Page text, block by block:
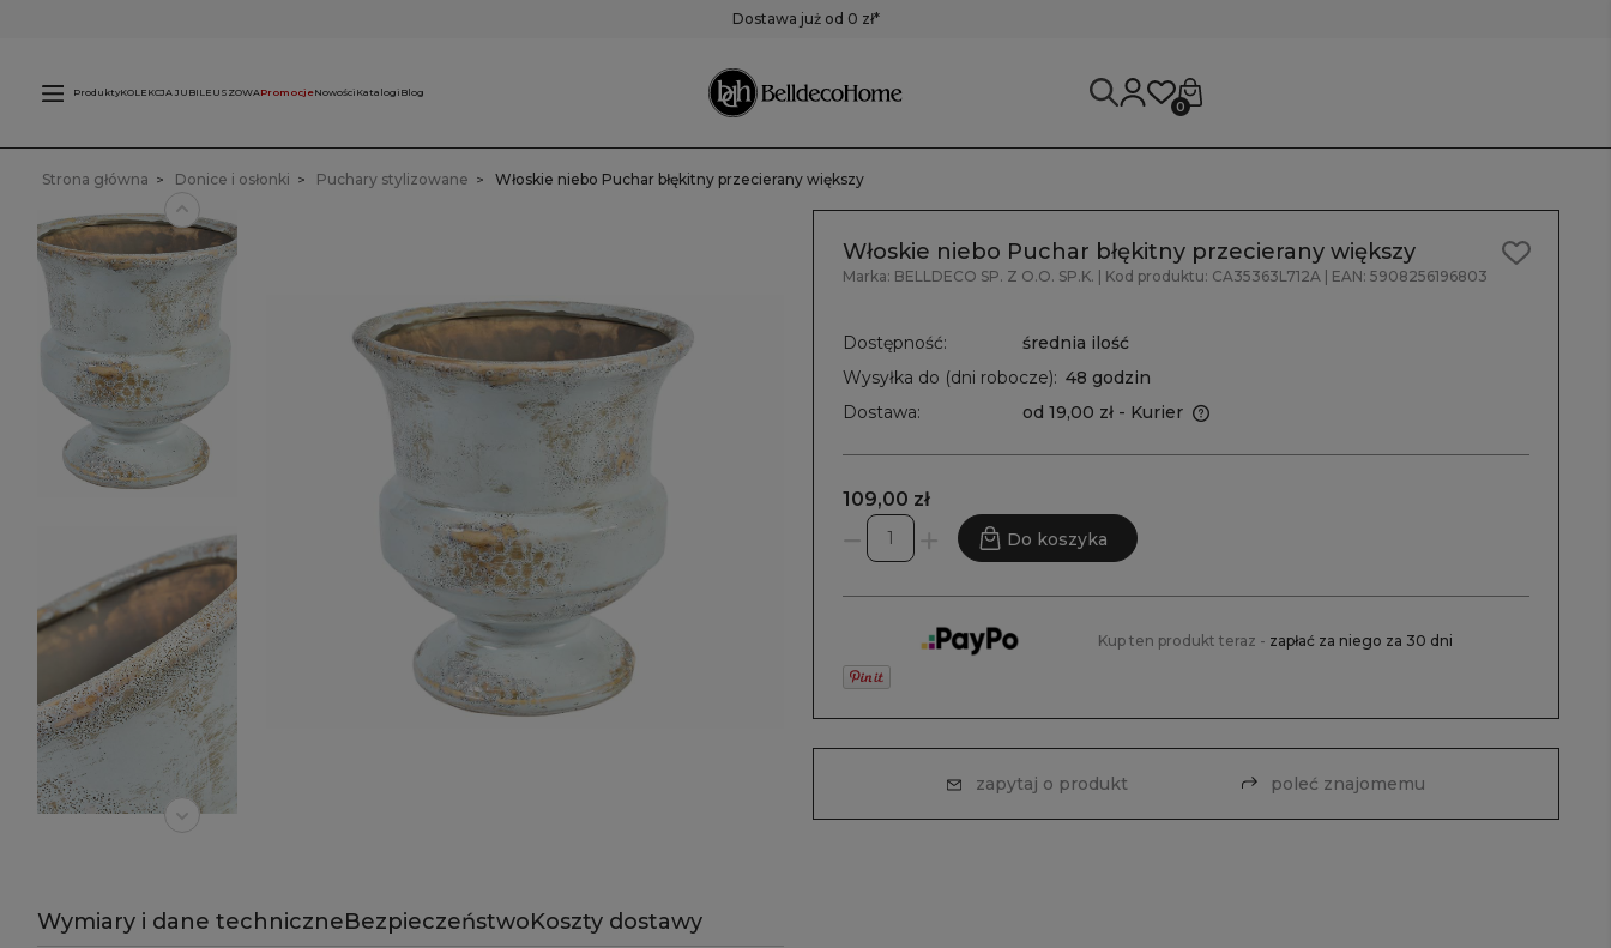
Dostawa już od 0 zł*
ProduktyKOLEKCJA JUBILEUSZOWA PromocjeNowości Katalogi Blog
0
pudełka, koszyki
Strona główna Donice i osłonki Puchary stylizowane Włoskie niebo Puchar błękitny przecierany większy
Wymiary i dane techniczneBezpieczeństwoKoszty dostawy
Włoskie niebo Puchar błękitny przecierany większy
Marka: BELLDECO SP. Z O.O. SP.K. | Kod produktu: CA35363L712A | EAN: 5908256196803
Dostępność:
średnia ilość
Wysyłka do (dni robocze): 48 godzin
Dostawa:
od 19,00 zł - Kurier
109,00 zł
Do koszyka
Kup ten produkt teraz - zapłać za niego za 30 dni
zapytaj o produkt poleć znajomemu